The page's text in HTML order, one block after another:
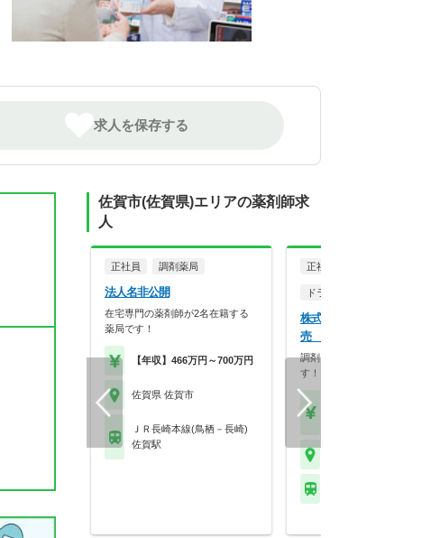
求人を保存する
佐賀市(佐賀県)エリアの薬剤師求
人
正社員 調剤薬局
法人名非公開
在宅専門の薬剤師が2名在籍する
薬局です！
【年収】466万円～700万円
佐賀県 佐賀市
ＪＲ長崎本線(鳥栖－長崎)
佐賀駅
正社員
ドラッグストア（OTCのみ
株式会社マツモトキヨシ
売 本庄店
調剤・OTCどちらも勉強で
す！